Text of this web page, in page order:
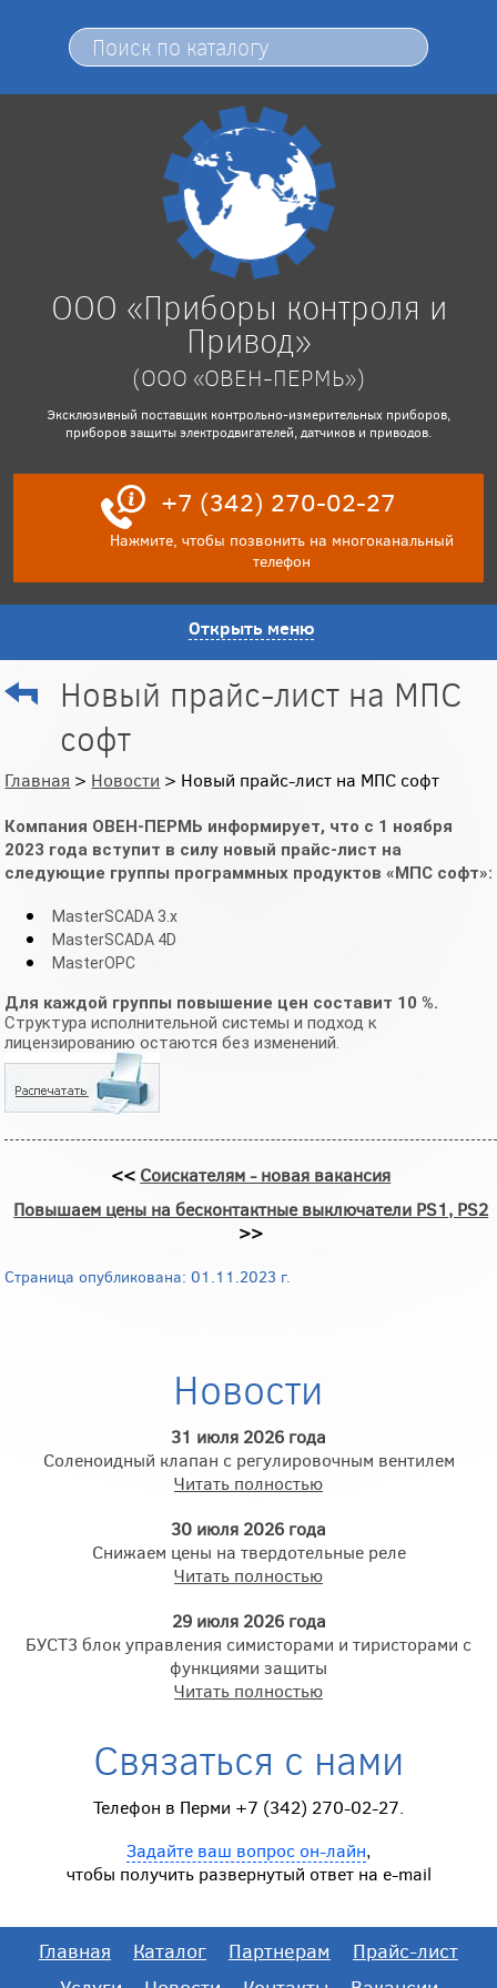
ООО «Приборы контроля и
Привод»
(ООО «ОВЕН-ПЕРМЬ»)
Эксклюзивный поставщик контрольно-измерительных приборов,
приборов защиты электродвигателей, датчиков и приводов.
+7 (342) 270-02-27
Нажмите, чтобы позвонить на многоканальный
телефон
Открыть меню
Новый прайс-лист на МПС
софт
Главная > Новости > Новый прайс-лист на МПС софт
Компания ОВЕН-ПЕРМЬ информирует, что с 1 ноября
2023 года вступит в силу новый прайс-лист на
следующие группы программных продуктов «МПС софт»:
MasterSCADA 3.x
MasterSCADA 4D
MasterOPC
Для каждой группы повышение цен составит 10 %.
Структура исполнительной системы и подход к
лицензированию остаются без изменений.
<< Соискателям - новая вакансия
Повышаем цены на бесконтактные выключатели PS1, PS2
>>
Страница опубликована: 01.11.2023 г.
Новости
31 июля 2026 года
Соленоидный клапан с регулировочным вентилем
Читать полностью
30 июля 2026 года
Снижаем цены на твердотельные реле
Читать полностью
29 июля 2026 года
БУСТ3 блок управления симисторами и тиристорами с
функциями защиты
Читать полностью
Связаться с нами
Телефон в Перми +7 (342) 270-02-27.
Задайте ваш вопрос он-лайн,
чтобы получить развернутый ответ на e-mail
Главная Каталог Партнерам
Прайс-лист